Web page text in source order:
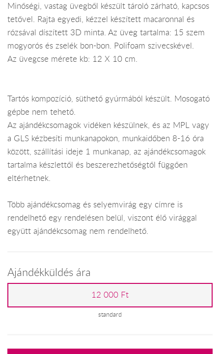
Minőségi, vastag üvegből készült tároló zárható, kapcsos
tetővel. Rajta egyedi, kézzel készített macaronnal és
rózsával díszített 3D minta. Az üveg tartalma: 15 szem
mogyorós és zselék bon-bon. Polifoam szivecskével.
Az üvegcse mérete kb: 12 X 10 cm.
Tartós kompozíció, süthető gyúrmából készült. Mosogató
gépbe nem tehető.
Az ajándékcsomagok vidéken készülnek, és az MPL vagy
a GLS kézbesíti munkanapokon, munkaidőben 8-16 óra
között, szállítási ideje 1 munkanap, az ajándékcsomagok
tartalma készlettől és beszerezhetőségtől függően
eltérhetnek.
Több ajándékcsomag és selyemvirág egy címre is
rendelhető egy rendelésen belül, viszont élő virággal
együtt ajándékcsomag nem rendelhető.
Ajándékküldés ára
12 000 Ft
standard